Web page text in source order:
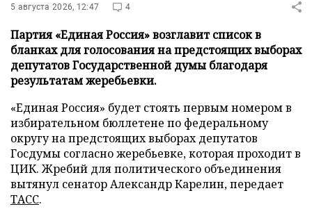
5 августа 2026, 12:47 4
Партия «Единая Россия» возглавит список в
бланках для голосования на предстоящих выборах
депутатов Государственной думы благодаря
результатам жеребьевки.
«Единая Россия» будет стоять первым номером в
избирательном бюллетене по федеральному
округу на предстоящих выборах депутатов
Госдумы согласно жеребьевке, которая проходит в
ЦИК. Жребий для политического объединения
вытянул сенатор Александр Карелин, передает
ТАСС.